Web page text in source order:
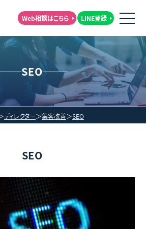
Web相談はこちら LINE登録
SEO
ディレクター 集客改善 SEO
SEO